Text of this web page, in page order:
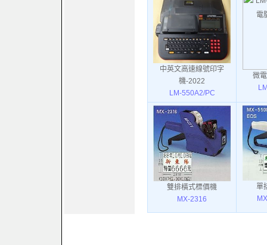
中英文高速線號印字
機-2022
LM-550A2/PC
微
雙排橫式標價機
MX-2316
單